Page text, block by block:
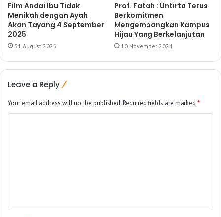
Film Andai Ibu Tidak
Menikah dengan Ayah
Akan Tayang 4 September
2025
31 August 2025
Prof. Fatah : Untirta Terus
Berkomitmen
Mengembangkan Kampus
Hijau Yang Berkelanjutan
10 November 2024
Leave a Reply
Your email address will not be published.Required fields are marked *